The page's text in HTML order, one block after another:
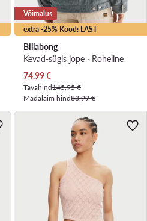
extra -25% Kood: LAST
Võimalus
Billabong
Kevad-sügis jope · Roheline
Praegune hind
74,99€
Tavahind145,95 €
Madalaim hind83,99 €